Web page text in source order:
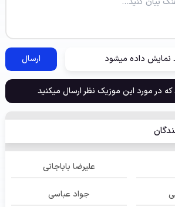
نمایش داده میشود ارسال
که در مورد این موزیک نظر ارسال میکنید
علیرضا باباجانی
جواد عباسی